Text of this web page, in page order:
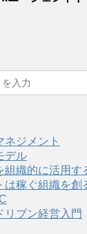
ネジメント
デル
組織的に活用す
は稼ぐ組織を創
リブン経営入門